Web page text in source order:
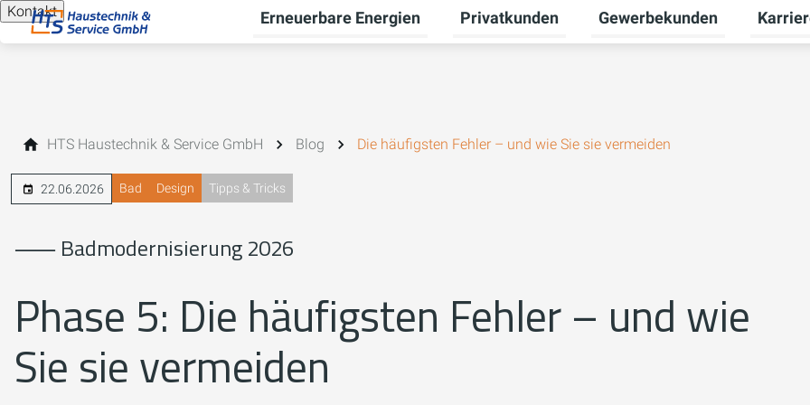
Kontakt Erneuerbare Energien
Untermenü für Erneuerbare Energien umschalten
Privatkunden
Untermenü für Privatkunden
Gewerbekunden
HTS Haustechnik & Service GmbH Blog Die häufigsten Fehler – und wie Sie sie vermeiden
22.06.2026 Bad Design Tipps & Tricks
⸺ Badmodernisierung 2026
Phase 5: Die häufigsten Fehler – und wie
Sie sie vermeiden